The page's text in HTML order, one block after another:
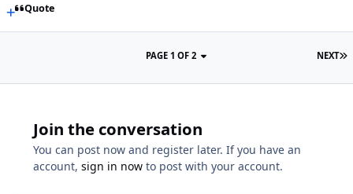
Quote
NEXT
PAGE 1 OF 2
Join the conversation
You can post now and register later. If you have an
account, sign in now to post with your account.